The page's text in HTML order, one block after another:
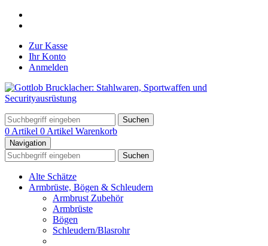
Zur Kasse
Ihr Konto
Anmelden
Suchen
0 Artikel 0 Artikel Warenkorb
Navigation
Suchen
Alte Schätze
Armbrüste, Bögen & Schleudern
Armbrust Zubehör
Armbrüste
Bögen
Schleudern/Blasrohr